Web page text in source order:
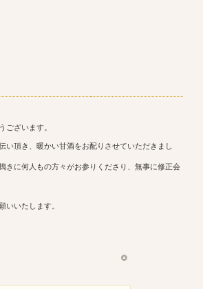
ございます。
い頂き、暖かい甘酒をお配りさせていただきまし
きに何人もの方々がお参りくださり、無事に修正会
いいたします。